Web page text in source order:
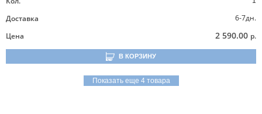
Доставка
6-7дн.
Цена
2 590.00 р.
В КОРЗИНУ
Показать еще 4 товара